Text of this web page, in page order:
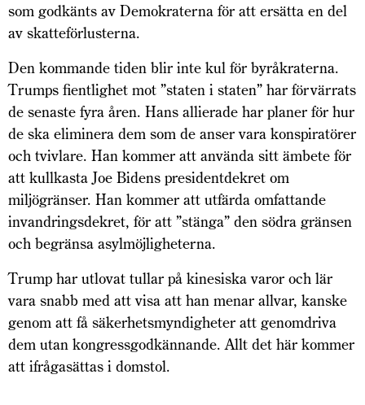
som godkänts av Demokraterna för att ersätta en del
av skatteförlusterna.
Den kommande tiden blir inte kul för byråkraterna.
Trumps fientlighet mot ”staten i staten” har förvärrats
de senaste fyra åren. Hans allierade har planer för hur
de ska eliminera dem som de anser vara konspiratörer
och tvivlare. Han kommer att använda sitt ämbete för
att kullkasta Joe Bidens presidentdekret om
miljögränser. Han kommer att utfärda omfattande
invandringsdekret, för att ”stänga” den södra gränsen
och begränsa asylmöjligheterna.
Trump har utlovat tullar på kinesiska varor och lär
vara snabb med att visa att han menar allvar, kanske
genom att få säkerhetsmyndigheter att genomdriva
dem utan kongressgodkännande. Allt det här kommer
att ifrågasättas i domstol.